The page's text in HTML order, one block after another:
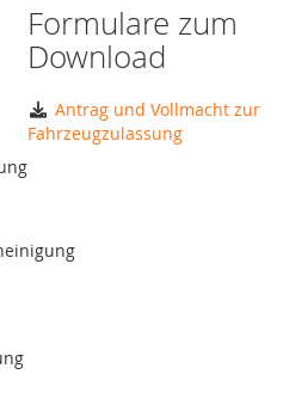
Formulare zum
Download
Antrag und Vollmacht zur
Fahrzeugzulassung